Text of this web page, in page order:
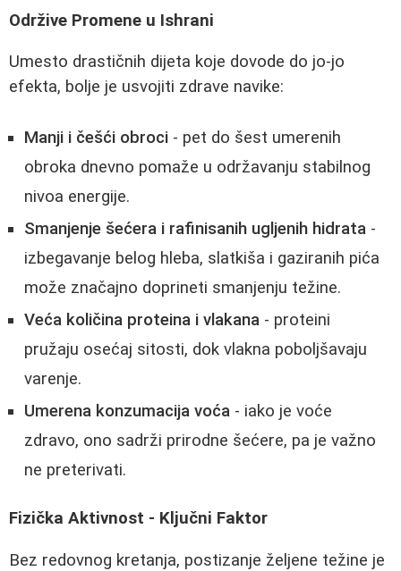
Održive Promene u Ishrani
Umesto drastičnih dijeta koje dovode do jo-jo
efekta, bolje je usvojiti zdrave navike:
Manji i češći obroci - pet do šest umerenih
obroka dnevno pomaže u održavanju stabilnog
nivoa energije.
Smanjenje šećera i rafinisanih ugljenih hidrata -
izbegavanje belog hleba, slatkiša i gaziranih pića
može značajno doprineti smanjenju težine.
Veća količina proteina i vlakana - proteini
pružaju osećaj sitosti, dok vlakna poboljšavaju
varenje.
Umerena konzumacija voća - iako je voće
zdravo, ono sadrži prirodne šećere, pa je važno
ne preterivati.
Fizička Aktivnost - Ključni Faktor
Bez redovnog kretanja, postizanje željene težine je